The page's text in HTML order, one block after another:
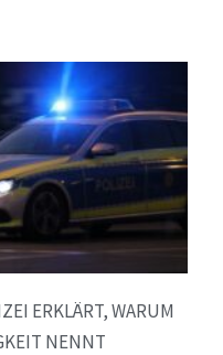
ERKLÄRT, WARUM
NENNT